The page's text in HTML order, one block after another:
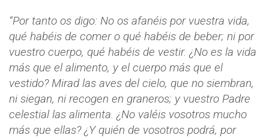
“Por tanto os digo: No os afanéis por vuestra vida,
qué habéis de comer o qué habéis de beber; ni por
vuestro cuerpo, qué habéis de vestir. ¿No es la vida
más que el alimento, y el cuerpo más que el
vestido? Mirad las aves del cielo, que no siembran,
ni siegan, ni recogen en graneros; y vuestro Padre
celestial las alimenta. ¿No valéis vosotros mucho
más que ellas? ¿Y quién de vosotros podrá, por